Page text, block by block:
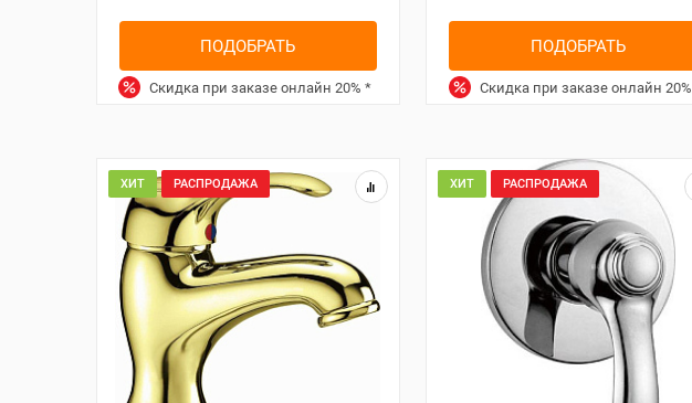
ПОДОБРАТЬ
Скидка при заказе онлайн20%*
ПОДОБРАТЬ
Скидка при заказе онлайн 20%
ХИТ РАСПРОДАЖА ХИТ РАСПРОДАЖА